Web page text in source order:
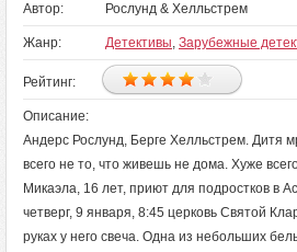
Автор: Рослунд & Хелльстрем
Жанр: Детективы, Зарубежные
Рейтинг:
Описание:
Андерс Рослунд, Берге Хелльстрем. Дитя
всего не то, что живешь не дома. Хуже
Микаэла, 16 лет, приют для подростков в
четверг, 9 января, 8:45 церковь Святой
руках у него свеча. Одна из небольших